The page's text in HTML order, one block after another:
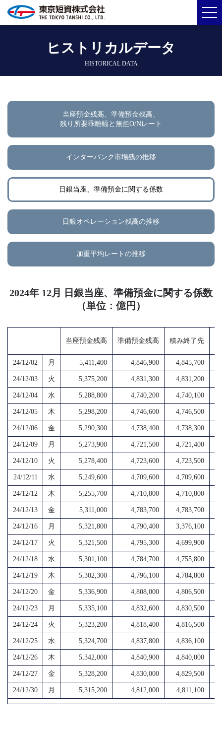
ヒストリカルデータ
HISTORICAL DATA
当座預金残高、準備預金残高、
残り所要乖離幅と無担O/Nレート
インターバンク市場残の推移
日銀当座、準備預金に関する係数
日銀オペレーション残高の推移
加重平均レートの推移
2024年 12月 日銀当座、準備預金に関する係数
（単位：億円）
当座預金残高 準備預金残高 積み終了先
24/12/02 月 5,411,400 4,846,900 4,845,700
24/12/03 火 5,375,200 4,831,300 4,831,200
24/12/04 水 5,288,800 4,740,200 4,740,100
24/12/05 木 5,298,200 4,746,600 4,746,500
24/12/06 金 5,290,300 4,738,400 4,738,300
24/12/09 月 5,273,900 4,721,500 4,721,400
24/12/10 火 5,278,400 4,723,600 4,723,500
24/12/11 水 5,249,600 4,709,600 4,709,600
24/12/12 木 5,255,700 4,710,800 4,710,800
24/12/13 金 5,311,000 4,783,700 4,783,700
24/12/16 月 5,321,800 4,790,400 3,376,100
24/12/17 火 5,321,500 4,795,300 4,699,900
24/12/18 水 5,301,100 4,784,700 4,755,800
24/12/19 木 5,302,300 4,796,100 4,784,800
24/12/20 金 5,336,900 4,808,000 4,806,500
24/12/23 月 5,335,100 4,832,600 4,830,500
24/12/24 火 5,323,200 4,818,400 4,816,500
24/12/25 水 5,324,700 4,837,800 4,836,100
24/12/26 木 5,342,000 4,840,900 4,840,000
24/12/27 金 5,328,200 4,830,000 4,829,500
24/12/30 月 5,315,200 4,812,000 4,811,100